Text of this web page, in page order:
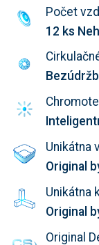
Počet
12 ks
Unikátna
Original
Unikátna
Original
Original